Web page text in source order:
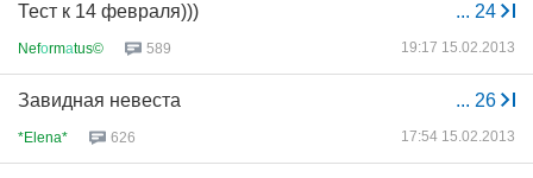
... 24
Тест к 14 февраля)))
Nefоrmаtus© 589 19:17 15.02.2013
... 26
Завидная невеста
*Elena* 626 17:54 15.02.2013